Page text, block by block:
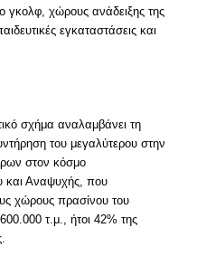
χώρους ανάδειξης της
εγκαταστάσεις και
σχήμα αναλαμβάνει τη
του μεγαλύτερου στην
στον κόσμο
και Αναψυχής, που
χώρους πρασίνου του
τ.μ., ήτοι 42% της